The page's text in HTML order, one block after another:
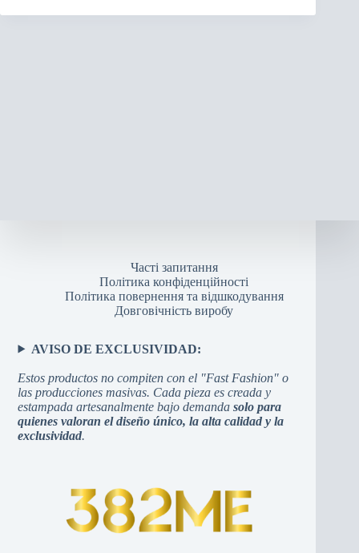
Часті запитання
Політика конфіденційності
Політика повернення та відшкодування
Довговічність виробу
AVISO DE EXCLUSIVIDAD:
Estos productos no compiten con el "Fast Fashion" o
las producciones masivas. Cada pieza es creada y
estampada artesanalmente bajo demandasolo para
quienes valoran el diseño único, la alta calidad y la
exclusividad.